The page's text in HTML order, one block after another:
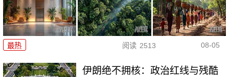
最热 阅读 2513 08-05
伊朗绝不拥核：政治红线与残酷